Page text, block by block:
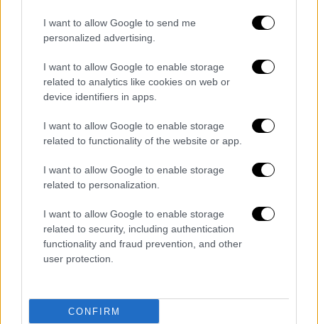
I want to allow Google to send me
personalized advertising.
I want to allow Google to enable storage
related to analytics like cookies on web or
device identifiers in apps.
I want to allow Google to enable storage
related to functionality of the website or app.
I want to allow Google to enable storage
related to personalization.
I want to allow Google to enable storage
related to security, including authentication
functionality and fraud prevention, and other
user protection.
CONFIRM
σκέπτεται «ας πρόσεχα…»· εκείνος το
ανταποδίδει με μια «συγκινητική» ανάρτηση,
που η μανούλα δεν θα δει ποτέ, αλλά θα τη
δούνε οι άλλοι, οι Followers και θα
σκεφτούν: «…μα τι καλό παιδί»…
Τα πάνταστην αυχμηρή εποχή μας είναι
στείρα πολιτική που παράγεται από το
θέαμα: ένα στιγμιότυπο από τον τάφο της
μάνας χαϊδεύει συναισθήματα· κι’ ας έχει να
ανάψει καντήλι, στο μνημούρι, χρόνια… Μια
παλιά κιτρινισμένη φωτογραφία με το παιδί
νήπιο και τη μητέρα στη νιότη αναδεύει το
παρελθόν και το νοστιμίζει… Κι’ όλα στη
της εικόνας και του θεάματος.